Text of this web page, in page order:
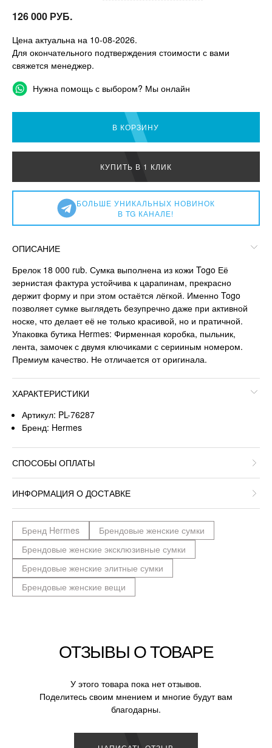
126 000 РУБ.
Цена актуальна на 10-08-2026.
Для окончательного подтверждения стоимости с вами
свяжется менеджер.
Нужна помощь с выбором? Мы онлайн
В КОРЗИНУ
КУПИТЬ В 1 КЛИК
БОЛЬШЕ УНИКАЛЬНЫХ НОВИНОК
В TG КАНАЛЕ!
ОПИСАНИЕ
Брелок 18 000 rub. Сумка выполнена из кожи Togo Её
зернистая фактура устойчива к царапинам, прекрасно
держит форму и при этом остаётся лёгкой. Именно Togo
позволяет сумке выглядеть безупречно даже при активной
носке, что делает её не только красивой, но и пратичной.
Упаковка бутика Hermes: Фирменная коробка, пыльник,
лента, замочек с двумя ключиками с серииным номером.
Премиум качество. Не отличается от оригинала.
ХАРАКТЕРИСТИКИ
Артикул: PL-76287
Бренд: Hermes
СПОСОБЫ ОПЛАТЫ
ИНФОРМАЦИЯ О ДОСТАВКЕ
Бренд Hermes
Брендовые женские сумки
Брендовые женские эксклюзивные сумки
Брендовые женские элитные сумки
Брендовые женские вещи
ОТЗЫВЫ О ТОВАРЕ
У этого товара пока нет отзывов.
Поделитесь своим мнением и многие будут вам
благодарны.